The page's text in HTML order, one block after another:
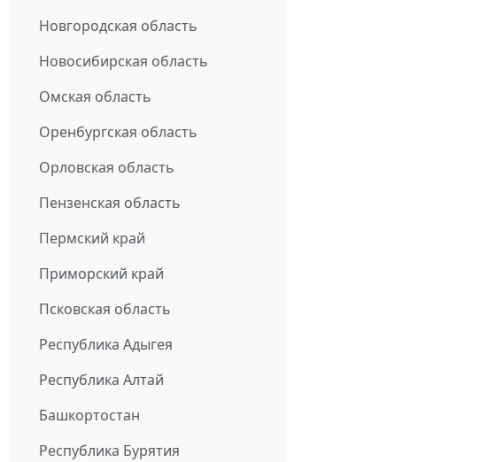
Новгородская область
Новосибирская область
Омская область
Оренбургская область
Орловская область
Пензенская область
Пермский край
Приморский край
Псковская область
Республика Адыгея
Республика Алтай
Башкортостан
Республика Бурятия